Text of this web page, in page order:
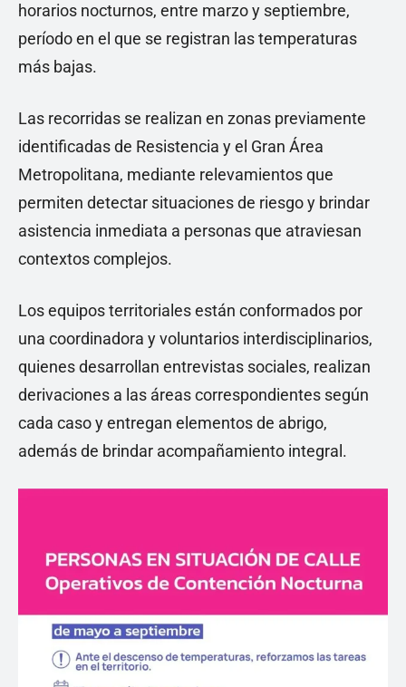
horarios nocturnos, entre marzo y septiembre,
período en el que se registran las temperaturas
más bajas.
Las recorridas se realizan en zonas previamente
identificadas de Resistencia y el Gran Área
Metropolitana, mediante relevamientos que
permiten detectar situaciones de riesgo y brindar
asistencia inmediata a personas que atraviesan
contextos complejos.
Los equipos territoriales están conformados por
una coordinadora y voluntarios interdisciplinarios,
quienes desarrollan entrevistas sociales, realizan
derivaciones a las áreas correspondientes según
cada caso y entregan elementos de abrigo,
además de brindar acompañamiento integral.